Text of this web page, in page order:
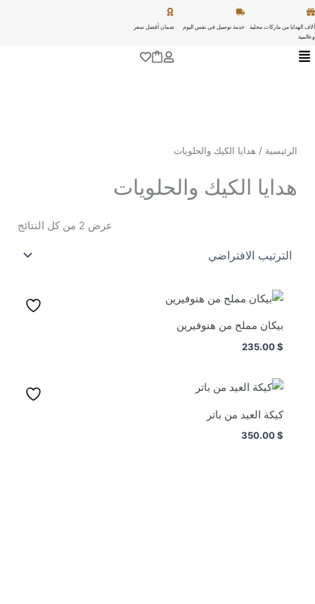
تخطي
إلى
آلاف الهدايا من ماركات محلية
وعالمية
خدمة توصيل في نفس اليوم ضمان أفضل سعر
الرئيسية / هدايا الكيك والحلويات
هدايا الكيك والحلويات
عرض ⁦2⁩ من كل النتائج
بيكان مملح من هنوفيرين
235.00$
كيكة العيد من باتر
350.00$